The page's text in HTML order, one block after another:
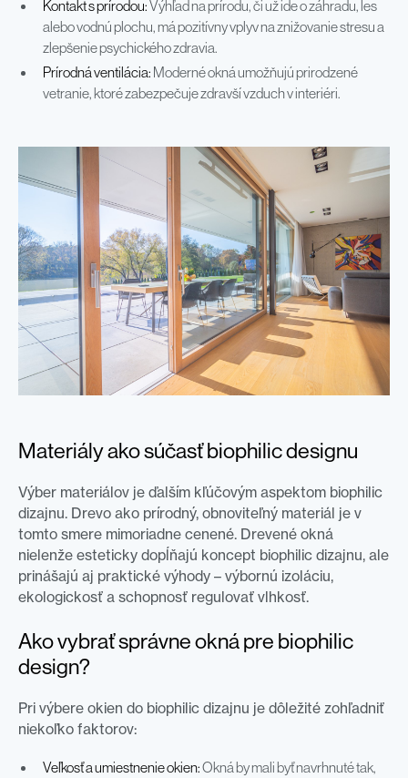
Kontakt s prírodou:Výhľad na prírodu, či už ide o záhradu, les
alebo vodnú plochu, má pozitívny vplyv na znižovanie stresu a
zlepšenie psychického zdravia.
Prírodná ventilácia: Moderné okná umožňujú prirodzené
vetranie, ktoré zabezpečuje zdravší vzduch v interiéri.
Materiály ako súčasť biophilic designu
Výber materiálov je ďalším kľúčovým aspektom biophilic
dizajnu. Drevo ako prírodný, obnoviteľný materiál je v
tomto smere mimoriadne cenené. Drevené okná
nielenže esteticky dopĺňajú koncept biophilic dizajnu, ale
prinášajú aj praktické výhody – výbornú izoláciu,
ekologickosť a schopnosť regulovať vlhkosť.
Ako vybrať správne okná pre biophilic
design?
Pri výbere okien do biophilic dizajnu je dôležité zohľadniť
niekoľko faktorov:
Veľkosť a umiestnenie okien:Okná by mali byť navrhnuté tak,